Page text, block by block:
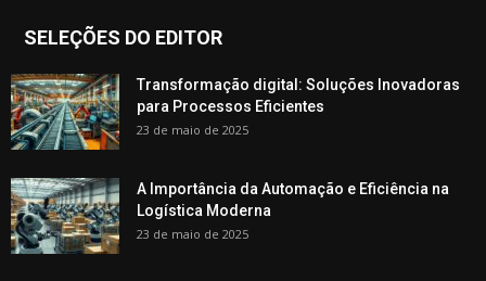
SELEÇÕES DO EDITOR
Transformação digital: Soluções Inovadoras
para Processos Eficientes
23 de maio de 2025
A Importância da Automação e Eficiência na
Logística Moderna
23 de maio de 2025